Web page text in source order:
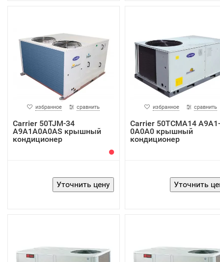
избранное сравнить
Carrier 50TJM-34
A9A1A0A0AS крышный
кондиционер
избранное сравнить
Carrier 50TCMA14 A9A1-
0A0A0 крышный
кондиционер